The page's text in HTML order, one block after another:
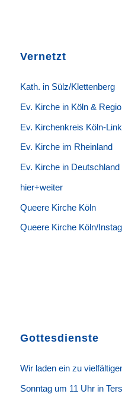
Vernetzt
Kath. in Sülz/Klettenberg
Ev. Kirche in Köln &
Ev. Kirchenkreis Köln-
Ev. Kirche im Rheinland
Ev. Kirche in Deutschland
hier+weiter
Queere Kirche Köln
Queere Kirche Köln/
Gottesdienste
Wir laden ein zu
Sonntag um 11 Uhr in